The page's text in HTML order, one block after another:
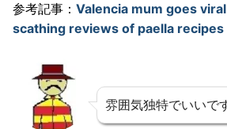
参考記事： Valencia mum goes
scathing reviews of paella recipes
雰囲気独特でいいで